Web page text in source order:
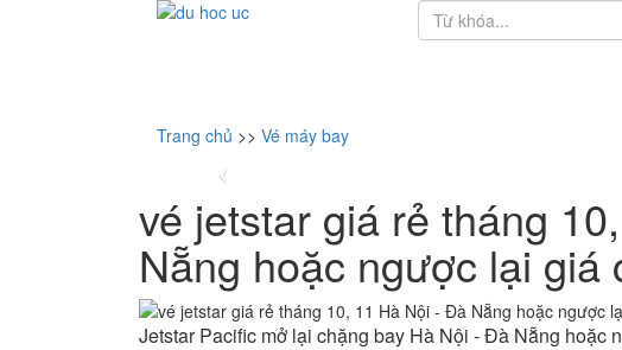
Trang chủ >> Vé máy bay
vé jetstar giá rẻ tháng
Nẵng hoặc ngược lại giá
Jetstar Pacific mở lại chặng bay Hà Nội - Đà Nẵng hoặc